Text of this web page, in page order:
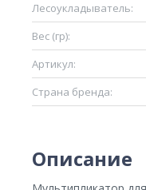
Лесоукладыватель:
Вес (гр):
Артикул:
Страна бренда:
Описание